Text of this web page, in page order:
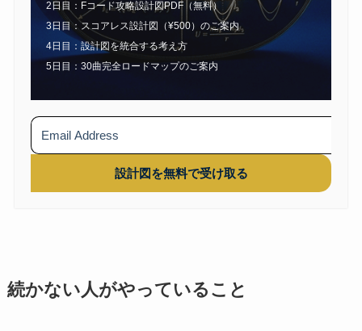
2日目：Fコード攻略設計図PDF（無料）
3日目：スコアレス設計図（¥500）のご案内
4日目：設計図を統合する考え方
5日目：30曲完全ロードマップのご案内
設計図を無料で受け取る
続かない人がやっていること